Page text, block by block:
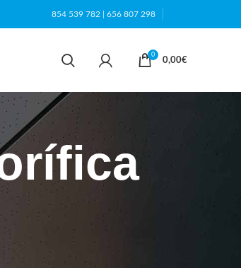
854 539 782 656 807 298
0
0,00€